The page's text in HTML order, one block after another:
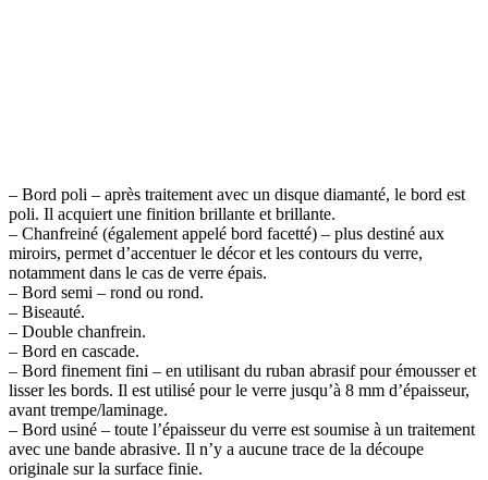
– Bord poli – après traitement avec un disque diamanté, le bord est
poli. Il acquiert une finition brillante et brillante.
– Chanfreiné (également appelé bord facetté) – plus destiné aux
miroirs, permet d’accentuer le décor et les contours du verre,
notamment dans le cas de verre épais.
– Bord semi – rond ou rond.
– Biseauté.
– Double chanfrein.
– Bord en cascade.
– Bord finement fini – en utilisant du ruban abrasif pour émousser et
lisser les bords. Il est utilisé pour le verre jusqu’à 8 mm d’épaisseur,
avant trempe/laminage.
– Bord usiné – toute l’épaisseur du verre est soumise à un traitement
avec une bande abrasive. Il n’y a aucune trace de la découpe
originale sur la surface finie.